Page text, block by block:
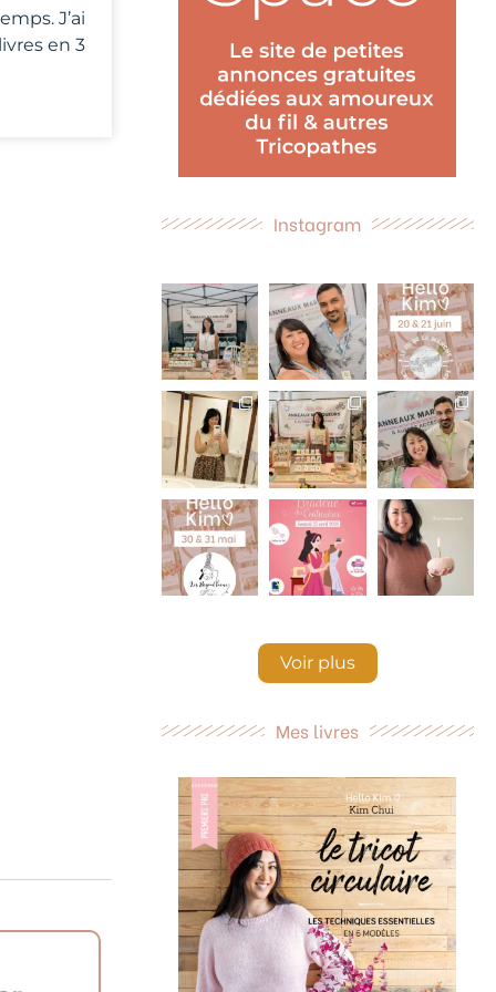
J’ai
en 3
Instagram
Voir plus
Mes livres